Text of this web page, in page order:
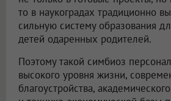
то в наукоградах традиционно
сильную систему образования
детей одаренных родителей.
Поэтому такой симбиоз
высокого уровня жизни,
благоустройства,